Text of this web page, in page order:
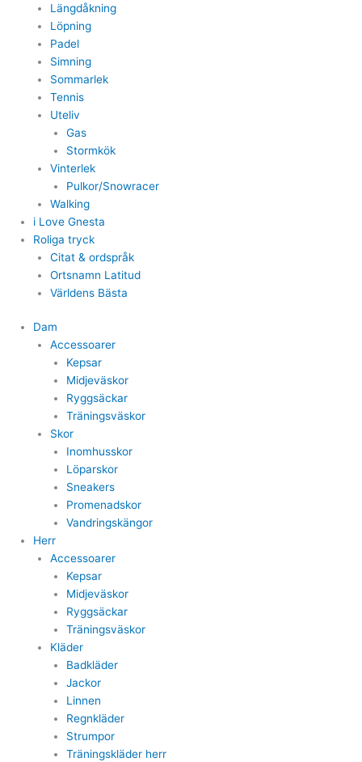
Längdåkning
Löpning
Padel
Simning
Sommarlek
Tennis
Uteliv
Gas
Stormkök
Vinterlek
Pulkor/Snowracer
Walking
i Love Gnesta
Roliga tryck
Citat & ordspråk
Ortsnamn Latitud
Världens Bästa
Dam
Accessoarer
Kepsar
Midjeväskor
Ryggsäckar
Träningsväskor
Skor
Inomhusskor
Löparskor
Sneakers
Promenadskor
Vandringskängor
Herr
Accessoarer
Kepsar
Midjeväskor
Ryggsäckar
Träningsväskor
Kläder
Badkläder
Jackor
Linnen
Regnkläder
Strumpor
Träningskläder herr